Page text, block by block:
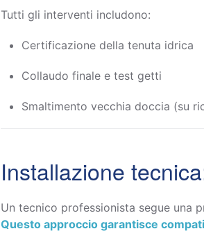
Tutti gli interventi includono:
Certificazione della tenuta idrica
Collaudo finale e test getti
Smaltimento vecchia doccia (su
Installazione
Un tecnico professionista segue una
Questo approccio garantisce